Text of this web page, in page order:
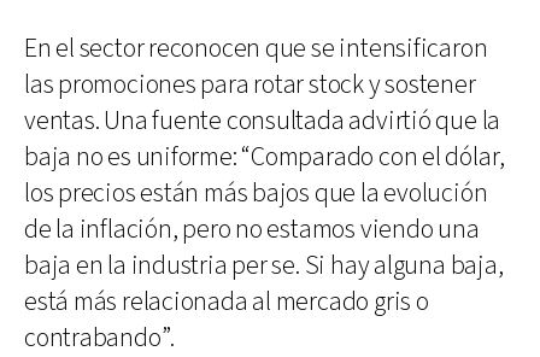
En el sector reconocen que se intensificaron
las promociones para rotar stock y sostener
ventas. Una fuente consultada advirtió que la
baja no es uniforme: “Comparado con el dólar,
los precios están más bajos que la evolución
de la inflación, pero no estamos viendo una
baja en la industria per se. Si hay alguna baja,
está más relacionada al mercado gris o
contrabando”.